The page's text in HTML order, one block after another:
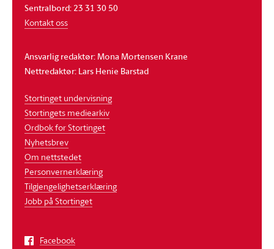
Sentralbord: 23 31 30 50
Kontakt oss
Ansvarlig redaktør: Mona Mortensen Krane
Nettredaktør: Lars Henie Barstad
Stortinget undervisning
Stortingets mediearkiv
Ordbok for Stortinget
Nyhetsbrev
Om nettstedet
Personvernerklæring
Tilgjengelighetserklæring
Jobb på Stortinget
Facebook